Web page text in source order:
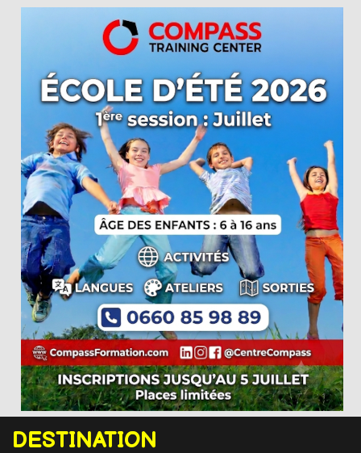
DESTINATION